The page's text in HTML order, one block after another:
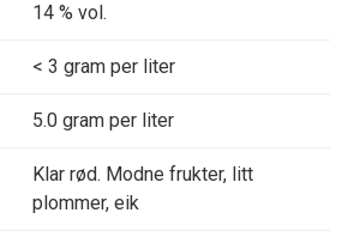
14 % vol.
< 3 gram per liter
5.0 gram per liter
Klar rød. Modne frukter, litt
plommer, eik